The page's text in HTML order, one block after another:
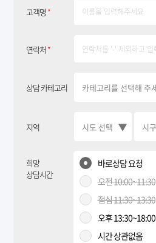
고객명*
연락처*
상담 카테고리
지역
희망
상담시간
바로상담 요청
오전 10:00~11:30
점심 11:30~13:30
오후 13:30~18:00
시간 상관없음